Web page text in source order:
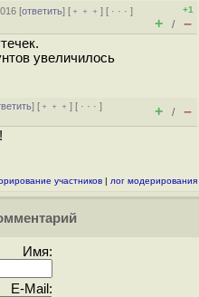
[ответить] [ ﹢﹢﹢] [ · · ·]
+1
+ / –
увеличилось
] [ ﹢﹢﹢] [ · · ·]
+ / –
участников | лог модерирования
Имя:
E-Mail: